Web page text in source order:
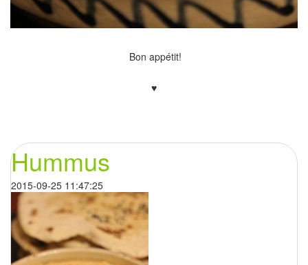
Bon appétit!
♥
Hummus
2015-09-25 11:47:25